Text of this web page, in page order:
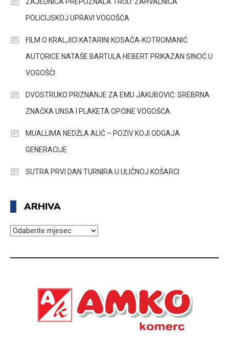
ZAJEDNICA PREPOZNALA TRUD: ZAHVALNICA
POLICIJSKOJ UPRAVI VOGOŠĆA
FILM O KRALJICI KATARINI KOSAČA-KOTROMANIĆ
AUTORICE NATAŠE BARTULA HEBERT PRIKAZAN SINOĆ U
VOGOŠĆI
DVOSTRUKO PRIZNANJE ZA EMU JAKUBOVIĆ: SREBRNA
ZNAČKA UNSA I PLAKETA OPĆINE VOGOŠĆA
MUALLIMA NEDŽLA ALIĆ – POZIV KOJI ODGAJA
GENERACIJE
SUTRA PRVI DAN TURNIRA U ULIČNOJ KOŠARCI
ARHIVA
ARHIVA